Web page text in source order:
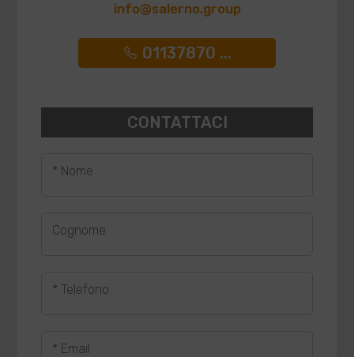
info@salerno.group
01137870 ...
CONTATTACI
* Nome
Cognome
* Telefono
* Email